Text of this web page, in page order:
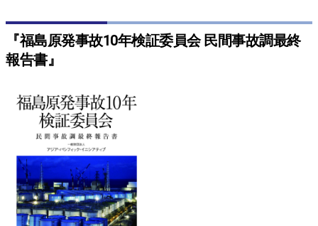
『福島原発事故10年検証委員会 民間事故調最終
報告書』